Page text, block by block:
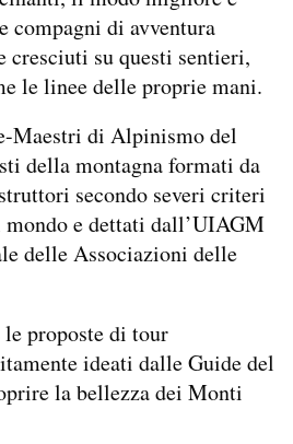
compagni di avventura
cresciuti su questi sentieri,
le linee delle proprie mani.
Maestri di Alpinismo del
della montagna formati da
secondo severi criteri
e dettati dall’UIAGM
delle Associazioni delle
proposte di tour
ideati dalle Guide del
la bellezza dei Monti